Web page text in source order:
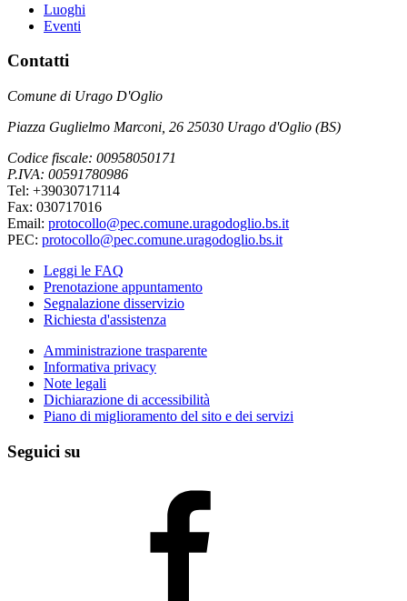
Luoghi
Eventi
Contatti
Comune di Urago D'Oglio
Piazza Guglielmo Marconi, 26 25030 Urago d'Oglio (BS)
Codice fiscale: 00958050171
P.IVA: 00591780986
Tel: +39030717114
Fax: 030717016
Email: protocollo@pec.comune.uragodoglio.bs.it
PEC: protocollo@pec.comune.uragodoglio.bs.it
Leggi le FAQ
Prenotazione appuntamento
Segnalazione disservizio
Richiesta d'assistenza
Amministrazione trasparente
Informativa privacy
Note legali
Dichiarazione di accessibilità
Piano di miglioramento del sito e dei servizi
Seguici su